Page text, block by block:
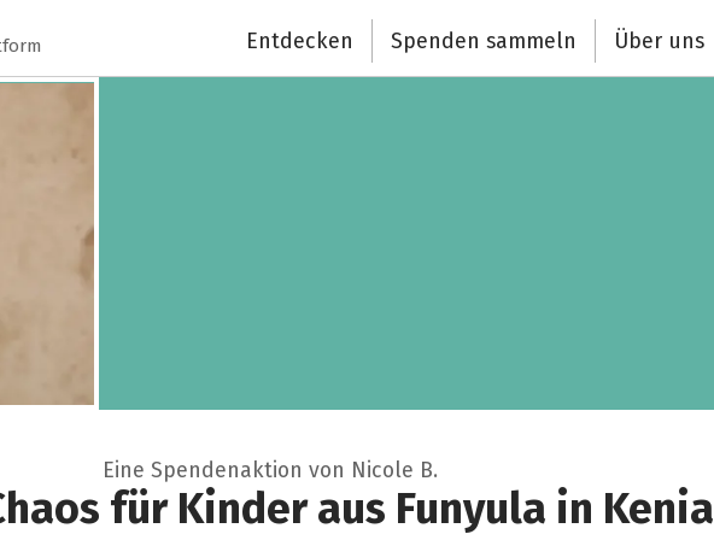
Entdecken Spenden sammeln Über uns
Eine Spendenaktion von Nicole B.
für Kinder aus Funyula in Kenia